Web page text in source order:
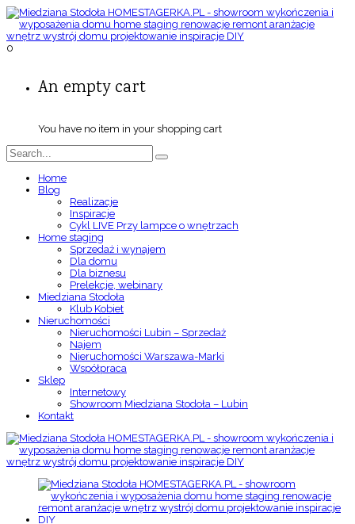
0
An empty cart
You have no item in your shopping cart
Home
Blog
Realizacje
Inspiracje
Cykl LIVE Przy lampce o wnętrzach
Home staging
Sprzedaż i wynajem
Dla domu
Dla biznesu
Prelekcje, webinary
Miedziana Stodoła
Klub Kobiet
Nieruchomości
Nieruchomości Lubin – Sprzedaż
Najem
Nieruchomości Warszawa-Marki
Współpraca
Sklep
Internetowy
Showroom Miedziana Stodoła – Lubin
Kontakt